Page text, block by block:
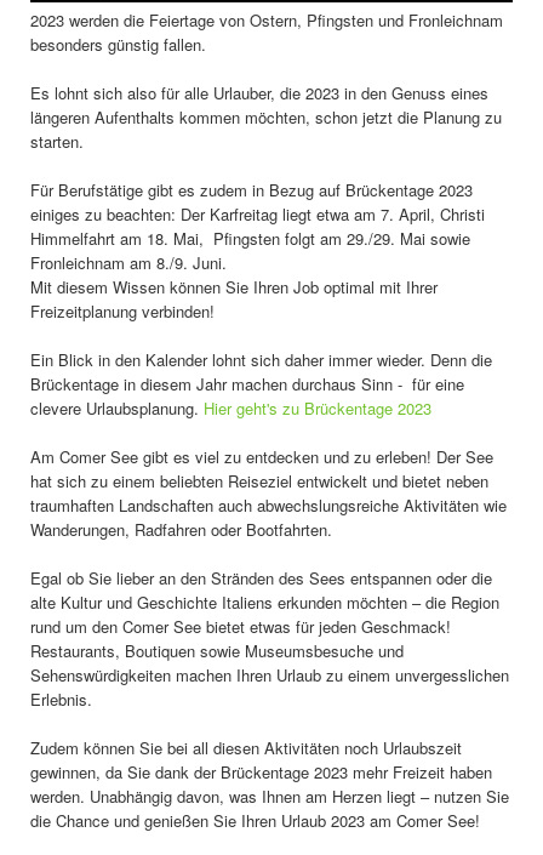
2023 werden die Feiertage von Ostern, Pfingsten und Fronleichnam
besonders günstig fallen.
Es lohnt sich also für alle Urlauber, die 2023 in den Genuss eines
längeren Aufenthalts kommen möchten, schon jetzt die Planung zu
starten.
Für Berufstätige gibt es zudem in Bezug auf Brückentage 2023
einiges zu beachten: Der Karfreitag liegt etwa am 7. April, Christi
Himmelfahrt am 18. Mai, Pfingsten folgt am 29./29. Mai sowie
Fronleichnam am 8./9. Juni.
Mit diesem Wissen können Sie Ihren Job optimal mit Ihrer
Freizeitplanung verbinden!
Ein Blick in den Kalender lohnt sich daher immer wieder. Denn die
Brückentage in diesem Jahr machen durchaus Sinn - für eine
clevere Urlaubsplanung. Hier geht's zu Brückentage 2023
Am Comer See gibt es viel zu entdecken und zu erleben! Der See
hat sich zu einem beliebten Reiseziel entwickelt und bietet neben
traumhaften Landschaften auch abwechslungsreiche Aktivitäten wie
Wanderungen, Radfahren oder Bootfahrten.
Egal ob Sie lieber an den Stränden des Sees entspannen oder die
alte Kultur und Geschichte Italiens erkunden möchten – die Region
rund um den Comer See bietet etwas für jeden Geschmack!
Restaurants, Boutiquen sowie Museumsbesuche und
Sehenswürdigkeiten machen Ihren Urlaub zu einem unvergesslichen
Erlebnis.
Zudem können Sie bei all diesen Aktivitäten noch Urlaubszeit
gewinnen, da Sie dank der Brückentage 2023 mehr Freizeit haben
werden. Unabhängig davon, was Ihnen am Herzen liegt – nutzen Sie
die Chance und genießen Sie Ihren Urlaub 2023 am Comer See!